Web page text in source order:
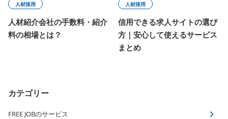
人材採用
人材紹介会社の手数料・紹介
料の相場とは？
人材採用
信用できる求人サイトの選び
方｜安心して使えるサービス
まとめ
カテゴリー
FREE JOBのサービス